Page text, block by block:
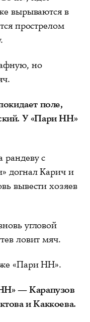
вырываются в
прострелом
но
поле,
У «Пари НН»
рандеву с
догнал Карич и
вывести хозяев
угловой
ловит мяч.
же «Пари НН».
— Карапузов
и Каккоева.